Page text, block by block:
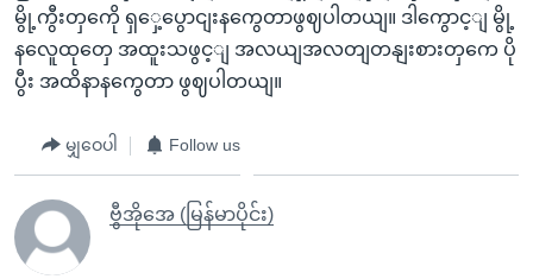
မွို့ကွီးတှကေို ရှှေ့ပွောငျးနကွေတာဖွဈပါတယျ။ ဒါကွောင့ျ မွို့
နလေူထုတှေ အထူးသဖွင့ျ အလယျအလတျတနျးစားတှကေ ပို
ပွီး အထိနာနကွေတာ ဖွဈပါတယျ။
မျှဝေပါ Follow us
ဗွီအိုအေ (မြန်မာပိုင်း)